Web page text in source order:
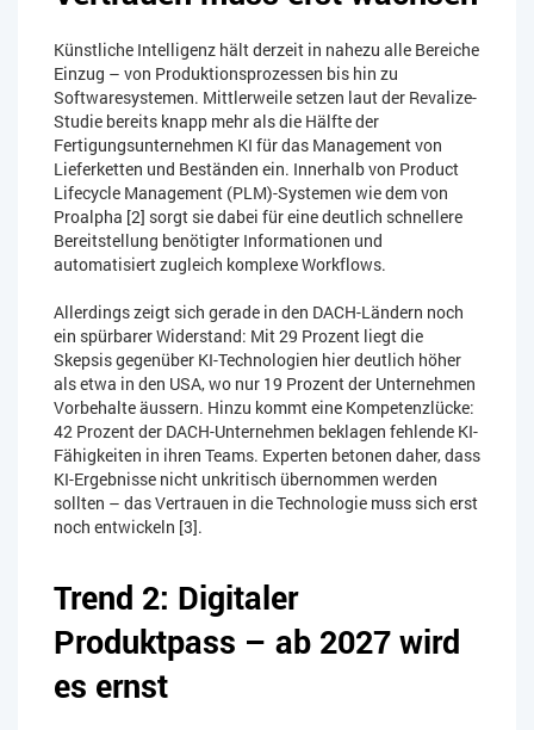
Künstliche Intelligenz hält derzeit in nahezu alle Bereiche
Einzug – von Produktionsprozessen bis hin zu
Softwaresystemen. Mittlerweile setzen laut der Revalize-
Studie bereits knapp mehr als die Hälfte der
Fertigungsunternehmen KI für das Management von
Lieferketten und Beständen ein. Innerhalb von Product
Lifecycle Management (PLM)-Systemen wie dem von
Proalpha [2] sorgt sie dabei für eine deutlich schnellere
Bereitstellung benötigter Informationen und
automatisiert zugleich komplexe Workflows.
Allerdings zeigt sich gerade in den DACH-Ländern noch
ein spürbarer Widerstand: Mit 29 Prozent liegt die
Skepsis gegenüber KI-Technologien hier deutlich höher
als etwa in den USA, wo nur 19 Prozent der Unternehmen
Vorbehalte äussern. Hinzu kommt eine Kompetenzlücke:
42 Prozent der DACH-Unternehmen beklagen fehlende KI-
Fähigkeiten in ihren Teams. Experten betonen daher, dass
KI-Ergebnisse nicht unkritisch übernommen werden
sollten – das Vertrauen in die Technologie muss sich erst
noch entwickeln [3].
Trend 2: Digitaler
Produktpass – ab 2027 wird
es ernst